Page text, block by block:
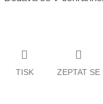
TISK ZEPTAT SE